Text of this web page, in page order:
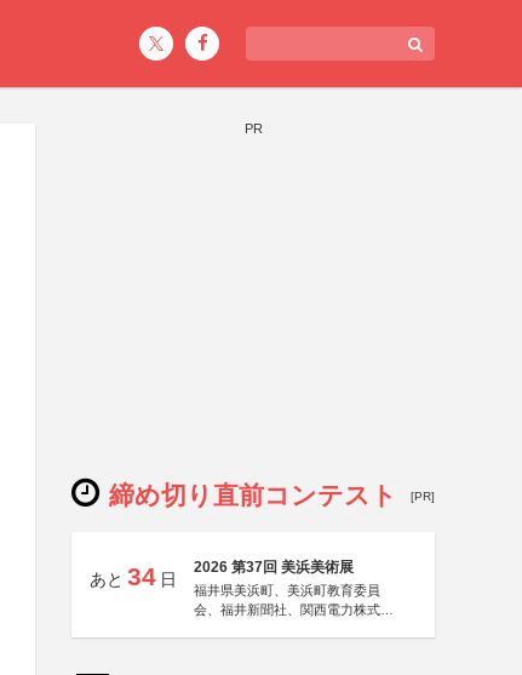
PR
締め切り直前コンテスト [PR]
あと 34 日
2026 第37回 美浜美術展
福井県美浜町、美浜町教育委員
会、福井新聞社、関西電力株式会